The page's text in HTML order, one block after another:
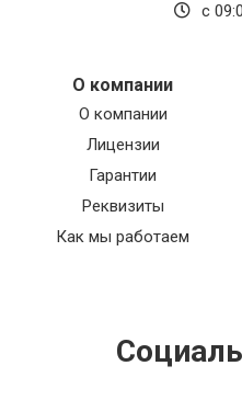
с
О компании
О компании
Лицензии
Гарантии
Реквизиты
Как мы работаем